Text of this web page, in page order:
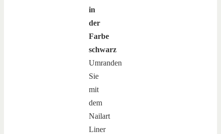
in
der
Farbe
schwarz
Umranden
Sie
mit
dem
Nailart
Liner